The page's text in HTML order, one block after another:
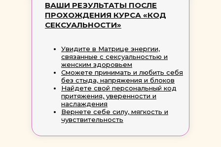
ВАШИ РЕЗУЛЬТАТЫ ПОСЛЕ
ПРОХОЖДЕНИЯ КУРСА «КОД
СЕКСУАЛЬНОСТИ»
Увидите в Матрице энергии,
связанные с сексуальностью и
женским здоровьем
Сможете принимать и любить себя
без стыда, напряжения и блоков
Найдете свой персональный код
притяжения, уверенности и
наслаждения
Вернете себе силу, мягкость и
чувствительность